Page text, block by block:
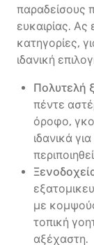
παραδείσους
ευκαιρίας. Ας
κατηγορίες,
ιδανική
Πολυτελή
πέντε
όροφο,
ιδανικά
με
τοπική
αξέχαστη.